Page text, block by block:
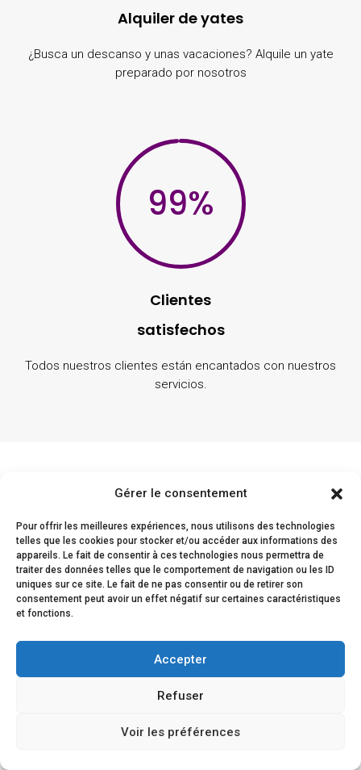
Gérer le consentement
Pour offrir les meilleures expériences, nous utilisons des technologies
telles que les cookies pour stocker et/ou accéder aux informations des
appareils. Le fait de consentir à ces technologies nous permettra de
traiter des données telles que le comportement de navigation ou les ID
uniques sur ce site. Le fait de ne pas consentir ou de retirer son
consentement peut avoir un effet négatif sur certaines caractéristiques
et fonctions.
Accepter
Refuser
Voir les préférences
Alquiler de yates
¿Busca un descanso y unas vacaciones? Alquile un yate
preparado por nosotros
99%
Clientes
satisfechos
Todos nuestros clientes están encantados con nuestros
servicios.
Comentarios de los
clientes
La satisfacción de nuestros clientes queda
demostrada por su fidelidad y su renovada
confianza en nosotros.